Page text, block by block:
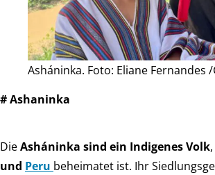
Asháninka. Foto: Eliane Fernandes
# Ashaninka
DieAsháninka sind ein Indigenes Volk
und Peru beheimatet ist. Ihr